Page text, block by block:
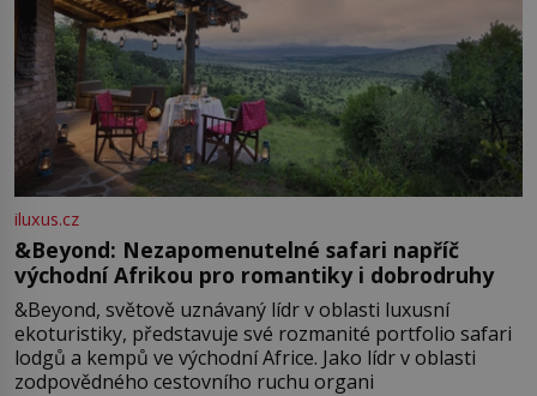
iluxus.cz
&Beyond: Nezapomenutelné safari napříč
východní Afrikou pro romantiky i dobrodruhy
&Beyond, světově uznávaný lídr v oblasti luxusní
ekoturistiky, představuje své rozmanité portfolio safari
lodgů a kempů ve východní Africe. Jako lídr v oblasti
zodpovědného cestovního ruchu organi